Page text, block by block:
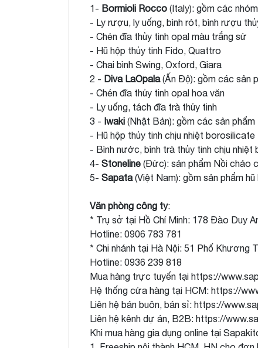
1- Bormioli Rocco (Italy): gồm các
- Ly rượu, ly uống, bình rót, bình rượu
- Chén đĩa thủy tinh opal màu trắng sứ
- Hũ hộp thủy tinh Fido, Quattro
- Chai bình Swing, Oxford, Giara
2 - Diva LaOpala(Ấn Độ): gồm các sản
- Chén đĩa thủy tinh opal hoa văn
- Ly uống, tách đĩa trà thủy tinh
3 - Iwaki (Nhật Bản): gồm các sản phẩm
- Hũ hộp thủy tinh chịu nhiệt borosilicate
- Bình nước, bình trà thủy tinh chịu nhiệt
4- Stoneline (Đức): sản phẩm Nồi chảo
5- Sapata(Việt Nam): gồm sản phẩm
Văn phòng công ty:
* Trụ sở tại Hồ Chí Minh: 178 Đào Duy
Hotline: 0906 783 781
* Chi nhánh tại Hà Nội: 51 Phố
Hotline: 0936 239 818
Mua hàng trực tuyến tại https://
Hệ thống cửa hàng tại HCM: https://
Liên hệ bán buôn, bán sỉ: https://
Liên hệ kênh dự án, B2B: https://
Khi mua hàng gia dụng online tại